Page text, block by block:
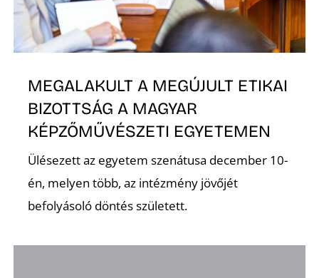
MEGALAKULT A MEGÚJULT ETIKAI
BIZOTTSÁG A MAGYAR
KÉPZŐMŰVÉSZETI EGYETEMEN
Ülésezett az egyetem szenátusa december 10-
én, melyen több, az intézmény jövőjét
befolyásoló döntés született.